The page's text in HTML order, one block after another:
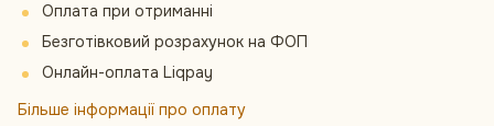
Оплата при отриманні
Безготівковий розрахунок на ФОП
Онлайн-оплата Liqpay
Більше інформації про оплату